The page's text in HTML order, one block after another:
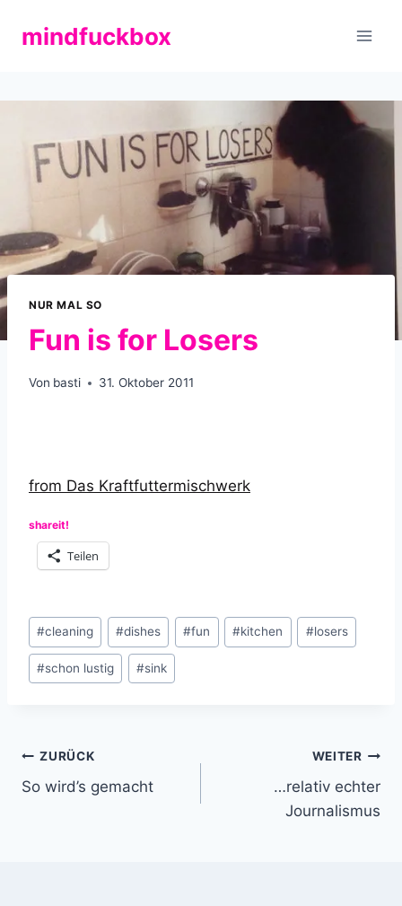
Inhaltmindfuckbox
NUR MAL SO
Fun is for Losers
Von basti 31. Oktober 2011
from Das Kraftfuttermischwerk
shareit!
Teilen
Schlagworte:
#cleaning #dishes #fun #kitchen #losers
#schon lustig #sink
Beitragsnavigation
ZURÜCK
So wird’s gemacht
WEITER
…relativ echter
Journalismus